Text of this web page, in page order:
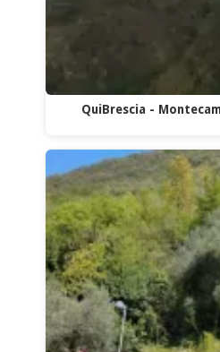
QuiBrescia -